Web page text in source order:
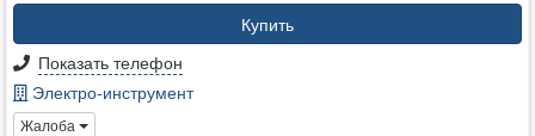
Купить
Показать телефон
Электро-инструмент
Жалоба